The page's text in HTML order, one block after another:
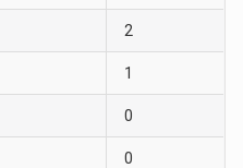
2
1
0
0